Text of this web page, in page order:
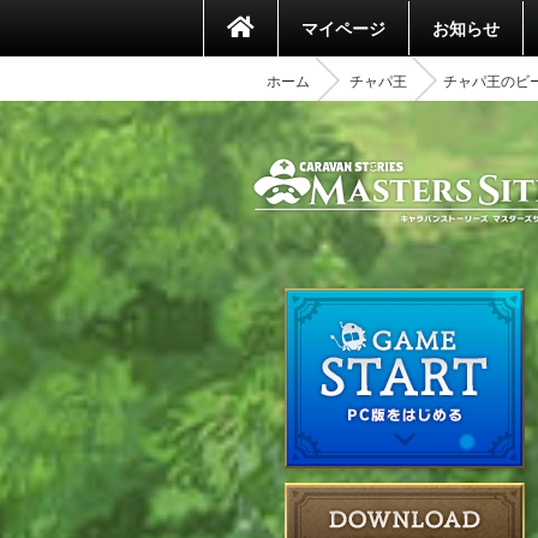
マイページ お知らせ
ホーム チャパ王 チャパ王のビ